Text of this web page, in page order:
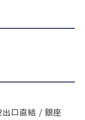
出口直結 / 銀座